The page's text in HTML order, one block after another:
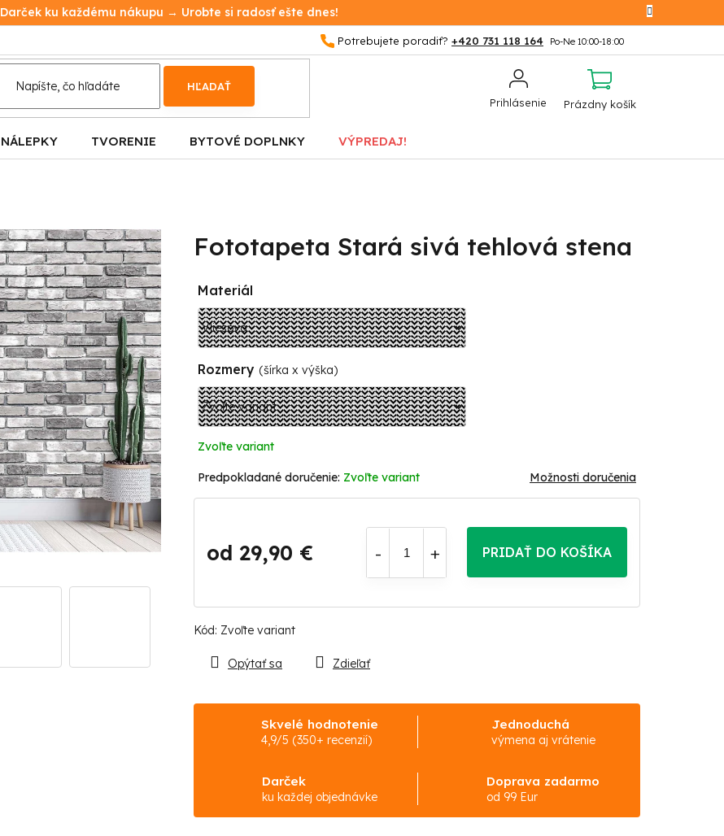
Darček ku každému nákupu → Urobte si radosť ešte dnes!
+420 731 118 164
Prihlásenie
HĽADAŤ
NÁKUPNÝ
Prázdny košík
NÁLEPKY TVORENIE BYTOVÉ DOPLNKY VÝPREDAJ!
Fototapeta Stará sivá tehlová stena
Kód: Zvoľte variant
Materiál
Rozmery (šírka x výška)
Zvoľte variant
Zvoľte variant Možnosti doručenia
od 29,90 €
Jednotková
PRIDAŤ DO KOŠÍKA
Skvelé hodnotenie
4,9/5 (350+ recenzií)
Jednoduchá
výmena aj vrátenie
Darček
ku každej objednávke
Doprava zadarmo
od 99 Eur
Opýtať sa Zdieľať